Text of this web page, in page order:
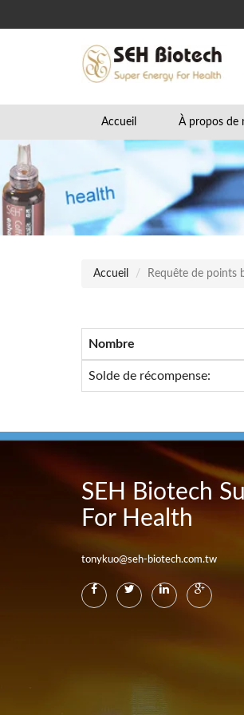
Accueil À propos de
Accueil Requête de points
Nombre
Solde de récompense:
SEH Biotech
For Health
tonykuo@seh-biotech.com.tw